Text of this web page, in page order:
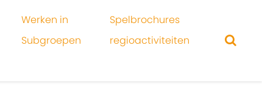
Werken in
Subgroepen
Spelbrochures
regioactiviteiten